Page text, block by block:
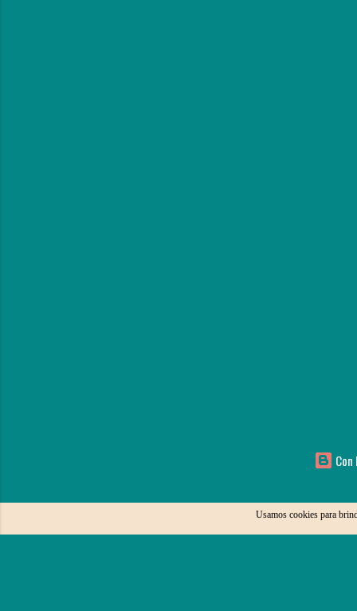
Usamos cookies para